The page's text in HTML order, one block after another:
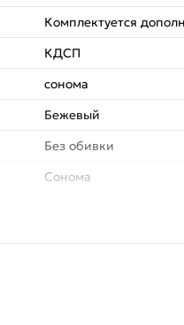
Комплектуется
КДСП
сонома
Бежевый
Без обивки
Сонома